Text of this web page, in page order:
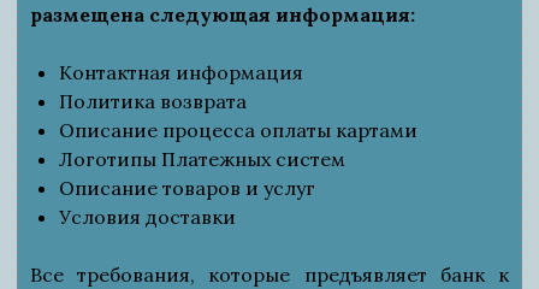
размещена следующая информация:
Контактная информация
Политика возврата
Описание процесса оплаты картами
Логотипы Платежных систем
Описание товаров и услуг
Условия доставки
Все требования, которые предъявляет банк к